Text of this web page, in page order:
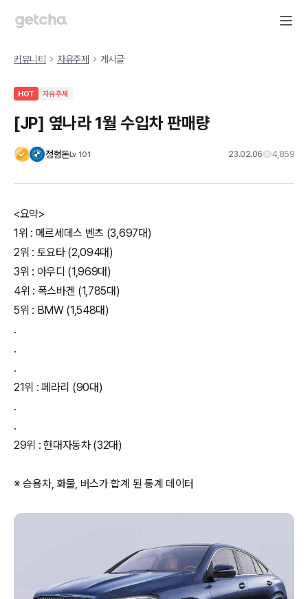
커뮤니티 자유주제 게시글
HOT 자유주제
[JP] 옆나라 1월 수입차 판매량
정형돈Lv 101 23.02.06 4,859
<요약>
1위 : 메르세데스 벤츠 (3,697대)
2위 : 토요타 (2,094대)
3위 : 아우디 (1,969대)
4위 : 폭스바겐 (1,785대)
5위 : BMW (1,548대)
.
.
.
21위 : 페라리 (90대)
.
.
29위 : 현대자동차 (32대)
※ 승용차, 화물, 버스가 합계 된 통계 데이터